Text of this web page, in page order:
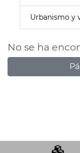
Urbanismo y
No se ha